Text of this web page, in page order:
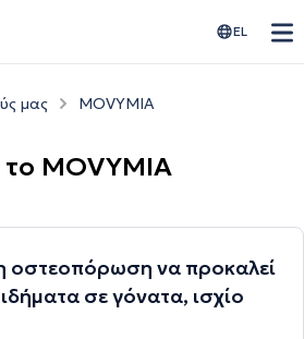
EL
μας MOVYMIA
MOVYMIA
οστεοπόρωση να προκαλεί
σε γόνατα, ισχίο